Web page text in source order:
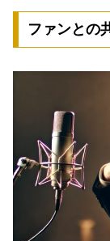
ファンとの